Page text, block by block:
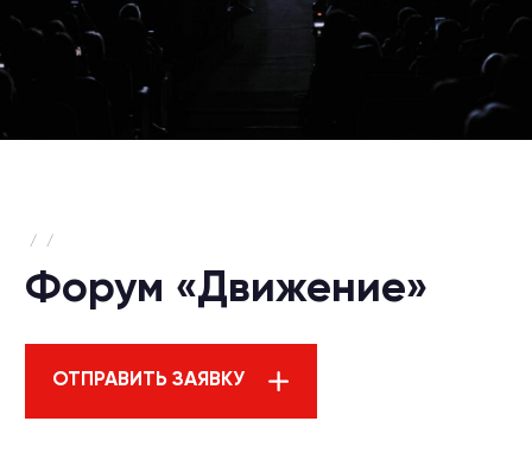
/ /
Форум «Движение»
ОТПРАВИТЬ ЗАЯВКУ